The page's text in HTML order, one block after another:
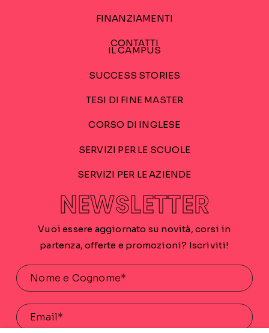
FINANZIAMENTI
CONTATTI
IL CAMPUS
SUCCESS STORIES
TESI DI FINE MASTER
CORSO DI INGLESE
SERVIZI PER LE SCUOLE
SERVIZI PER LE AZIENDE
NEWSLETTER
Vuoi essere aggiornato su novità, corsi in
partenza, offerte e promozioni? Iscriviti!